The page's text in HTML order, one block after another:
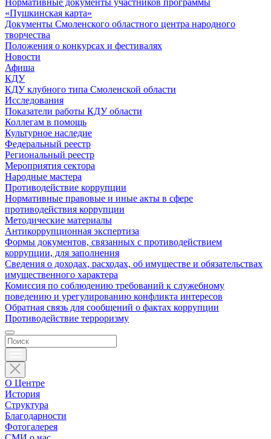
Нормативные документы участников программы
«Пушкинская карта»
Документы Смоленского областного центра народного
творчества
Положения о конкурсах и фестивалях
Новости
Афиша
КДУ
КДУ клубного типа Смоленской области
Исследования
Показатели работы КДУ области
Коллегам в помощь
Культурное наследие
Федеральный реестр
Региональный реестр
Мероприятия сектора
Народные мастера
Противодействие коррупции
Нормативные правовые и иные акты в сфере
противодействия коррупции
Методические материалы
Антикоррупционная экспертиза
Формы документов, связанных с противодействием
коррупции, для заполнения
Сведения о доходах, расходах, об имуществе и обязательствах
имущественного характера
Комиссия по соблюдению требований к служебному
поведению и урегулированию конфликта интересов
Обратная связь для сообщений о фактах коррупции
Противодействие терроризму
О Центре
История
Структура
Благодарности
Фотогалерея